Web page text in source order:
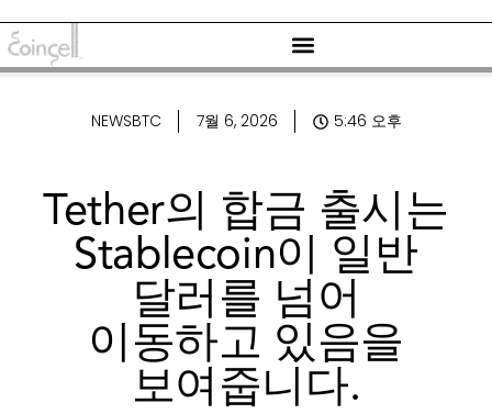
NEWSBTC 7월 6, 2026 5:46 오후
Tether의 합금 출시는
Stablecoin이 일반
달러를 넘어
이동하고 있음을
보여줍니다.